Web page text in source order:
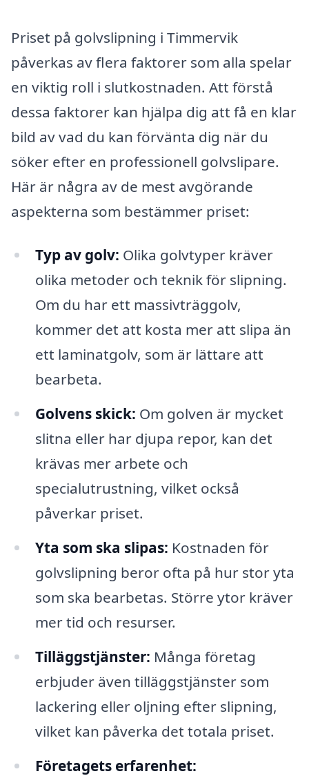
Priset på golvslipning i Timmervik
påverkas av flera faktorer som alla spelar
en viktig roll i slutkostnaden. Att förstå
dessa faktorer kan hjälpa dig att få en klar
bild av vad du kan förvänta dig när du
söker efter en professionell golvslipare.
Här är några av de mest avgörande
aspekterna som bestämmer priset:
Typ av golv: Olika golvtyper kräver
olika metoder och teknik för slipning.
Om du har ett massivträggolv,
kommer det att kosta mer att slipa än
ett laminatgolv, som är lättare att
bearbeta.
Golvens skick: Om golven är mycket
slitna eller har djupa repor, kan det
krävas mer arbete och
specialutrustning, vilket också
påverkar priset.
Yta som ska slipas: Kostnaden för
golvslipning beror ofta på hur stor yta
som ska bearbetas. Större ytor kräver
mer tid och resurser.
Tilläggstjänster: Många företag
erbjuder även tilläggstjänster som
lackering eller oljning efter slipning,
vilket kan påverka det totala priset.
Företagets erfarenhet: